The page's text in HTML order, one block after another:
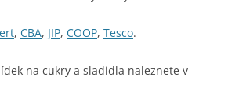
, CBA, JIP, COOP, Tesco.
na cukry a sladidla naleznete v